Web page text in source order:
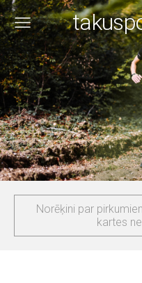
Norēķini par
kartes